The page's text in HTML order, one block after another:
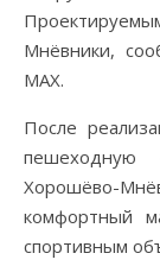
Мнёвники,
MAX.
После
Хорошёво-
комфортный
спортивным